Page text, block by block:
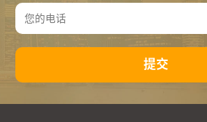
提交